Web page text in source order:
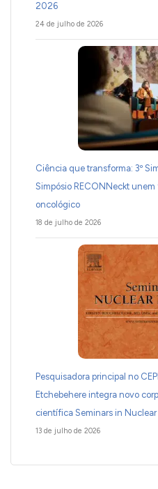
2026
24 de julho de 2026
Ciência que transforma: 3º
Simpósio RECONNeckt
oncológico
18 de julho de 2026
Pesquisadora principal no
Etchebehere integra novo
científica Seminars in
13 de julho de 2026